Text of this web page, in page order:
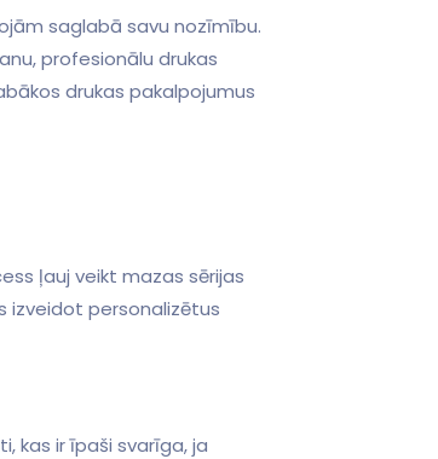
saglabā savu nozīmību.
profesionālu drukas
drukas⁢ pakalpojumus
ļauj veikt​ mazas sērijas
izveidot personalizētus
kas ir īpaši svarīga, ja